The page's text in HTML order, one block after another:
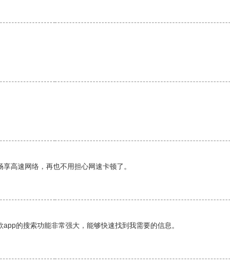
高速网络，再也不用担心网速卡顿了。
的搜索功能非常强大，能够快速找到我需要的信息。